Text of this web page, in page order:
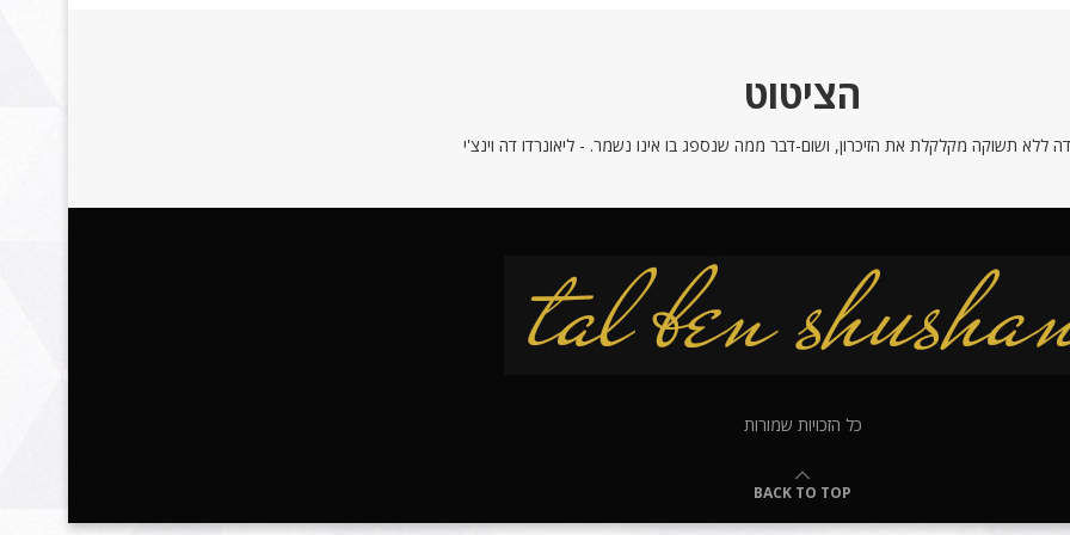
הציטוט
ללא תשוקה מקלקלת את הזיכרון, ושום-דבר ממה שנספג בו אינו נשמר. - ליאונרדו דה וינצ'י
כל הזכויות שמורות
BACK TO TOP